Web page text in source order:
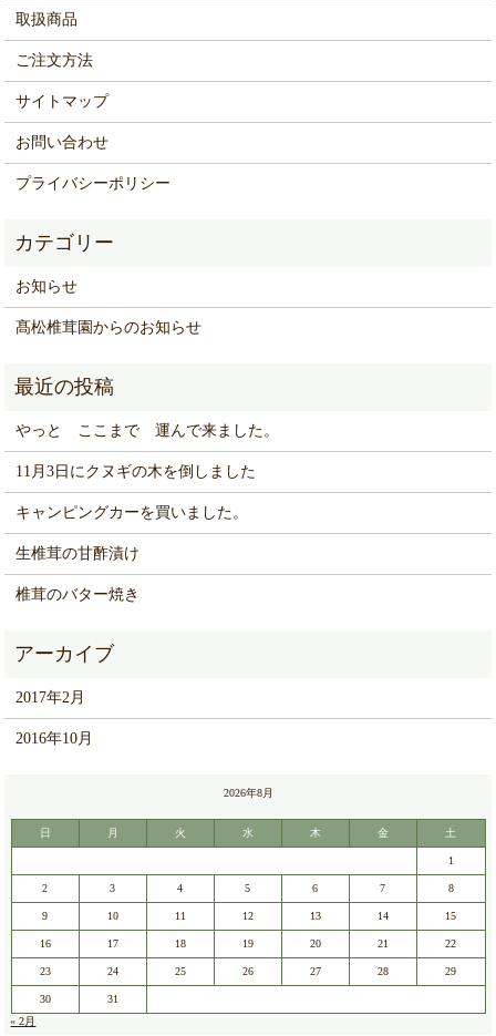
取扱商品
ご注文方法
サイトマップ
お問い合わせ
プライバシーポリシー
お知らせ
髙松椎茸園からのお知らせ
やっと ここまで 運んで来ました。
11月3日にクヌギの木を倒しました
キャンピングカーを買いました。
生椎茸の甘酢漬け
椎茸のバター焼き
2017年2月
2016年10月
2026年8月
日 月 火 水 木 金 土
1
2 3 4 5 6 7 8
9 10 11 12 13 14 15
16 17 18 19 20 21 22
23 24 25 26 27 28 29
30
31
« 2月